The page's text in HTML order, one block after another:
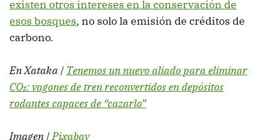
existen otros intereses en la conservación de
esos bosques, no solo la emisión de créditos de
carbono.
En Xataka | Tenemos un nuevo aliado para eliminar
CO₂: vagones de tren reconvertidos en depósitos
rodantes capaces de “cazarlo”
Imagen |Pixabay